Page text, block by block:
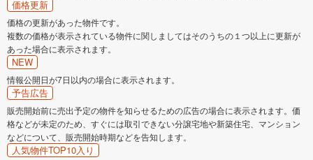
価格更新
価格の更新があった物件です。
複数の価格が表示されている物件に関しましてはそのうちの１つ以上に更新が
あった場合に表示されます。
NEW
情報公開日が7日以内の場合に表示されます。
予告広告
販売開始前に売出予定の物件を知らせるための広告の場合に表示されます。価
格などが未定のため、すぐには取引できない分譲宅地や新築住宅、マンション
などについて、販売開始時期などを告知します。
人気物件TOP10入り